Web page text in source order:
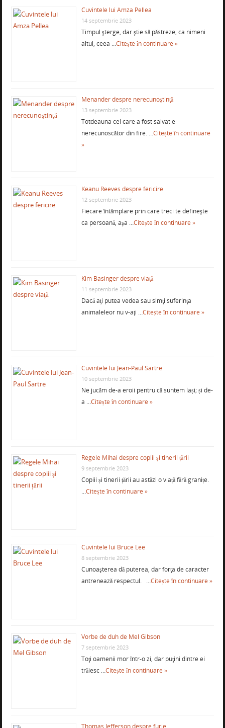
Cuvintele lui Amza Pellea
14 septembrie 2023
Timpul şterge, dar ştie să păstreze, ca nimeni
altul, ceea …Citește în continuare »
Menander despre nerecunoştinţă
13 septembrie 2023
Totdeauna cel care a fost salvat e
nerecunoscător din fire. …Citește în continuare
»
Keanu Reeves despre fericire
12 septembrie 2023
Fiecare întâmplare prin care treci te defineşte
ca persoană, aşa …Citește în continuare »
Kim Basinger despre viaţă
11 septembrie 2023
Dacă aţi putea vedea sau simţi suferinţa
animaleleor nu v-aţi …Citește în continuare »
Cuvintele lui Jean-Paul Sartre
10 septembrie 2023
Ne jucăm de-a eroii pentru că suntem lași; și de-
a …Citește în continuare »
Regele Mihai despre copiii și tinerii țării
9 septembrie 2023
Copiii și tinerii țării au astăzi o viață fără granițe.
…Citește în continuare »
Cuvintele lui Bruce Lee
8 septembrie 2023
Cunoaşterea dă puterea, dar forţa de caracter
antrenează respectul. …Citește în continuare »
Vorbe de duh de Mel Gibson
7 septembrie 2023
Toţi oamenii mor într-o zi, dar puţini dintre ei
trăiesc …Citește în continuare »
Thomas Jefferson despre furie